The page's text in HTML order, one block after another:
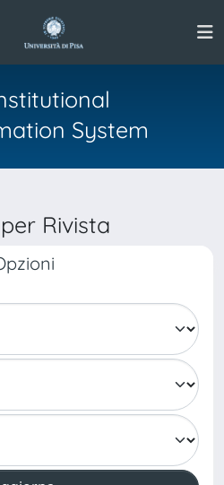
System
Rivista